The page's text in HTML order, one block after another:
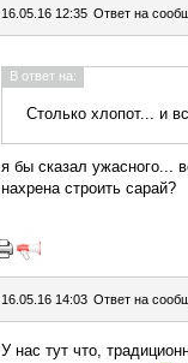
16.05.16 12:35 Ответ на
В ответ на:
Столько хлопот... и
я бы сказал ужасного...
нахрена строить сарай?
16.05.16 14:03 Ответ на
У нас тут что,